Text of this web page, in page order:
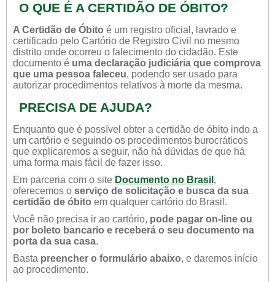
O QUE É A CERTIDÃO DE ÓBITO?
A Certidão de Óbito é um registro oficial, lavrado e
certificado pelo Cartório de Registro Civil no mesmo
distrito onde ocorreu o falecimento do cidadão. Este
documento é uma declaração judiciária que comprova
que uma pessoa faleceu, podendo ser usado para
autorizar procedimentos relativos à morte da mesma.
PRECISA DE AJUDA?
Enquanto que é possível obter a certidão de óbito indo a
um cartório e seguindo os procedimentos burocráticos
que explicaremos a seguir, não há dúvidas de que há
uma forma mais fácil de fazer isso.
Em parceria com o site Documento no Brasil ,
oferecemos o serviço de solicitação e busca da sua
certidão de óbito em qualquer cartório do Brasil.
Você não precisa ir ao cartório, pode pagar on-line ou
por boleto bancario e receberá o seu documento na
porta da sua casa.
Basta preencher o formulário abaixo, e daremos início
ao procedimento.